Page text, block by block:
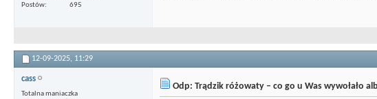
Postów
695
12-09-2025, 11:29
cass
Totalna maniaczka
Odp: Trądzik różowaty – co go u Was wywołało